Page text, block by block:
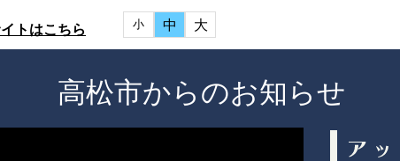
トはこちら 小 中 大
高松市からのお知らせ